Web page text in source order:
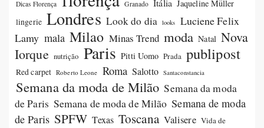
Dicas Florença Granado Itália Jaqueline Müller
lingerie Londres Look do dia looks
Luciene Felix
Lamy mala Milao Minas Trend moda Natal Nova
Iorque nutrição Paris Pitti Uomo Prada publipost
Red carpet Roberto Leone Roma Salotto Santaconstancia
Semana da moda de Milão Semana da moda
de Paris Semana de moda de Milão Semana de moda
de Paris SPFW Texas Toscana Valisere Vida de